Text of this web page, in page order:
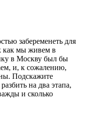
забеременеть для
как мы живем в
в Москву был бы
и, к сожалению,
Подскажите
на два этапа,
и сколько